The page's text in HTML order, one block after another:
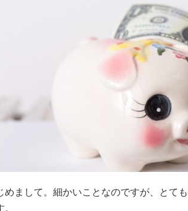
めまして。細かいことなのですが、とて